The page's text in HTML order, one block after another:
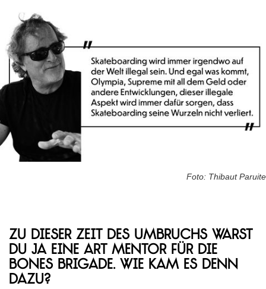
Foto: Thibaut Paruite
Zu dieser Zeit des Umbruchs warst
du ja eine Art Mentor für die
Bones Brigade. Wie kam es denn
dazu?